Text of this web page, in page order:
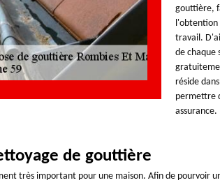
gouttière,
l'obtention
travail.
de chaque
réside
permettre
assurance.
de gouttière
très important pour une maison. Afin de pourvoir